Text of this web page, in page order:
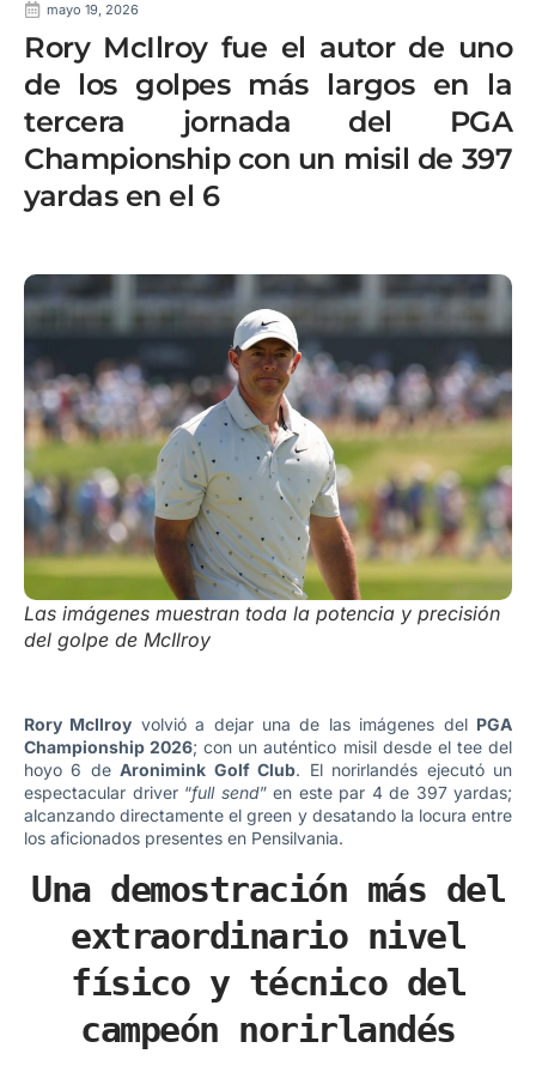
mayo 19, 2026
Rory McIlroy fue el autor de uno
de los golpes más largos en la
tercera jornada del PGA
Championship con un misil de 397
yardas en el 6
Las imágenes muestran toda la potencia y precisión
del golpe de McIlroy
Rory McIlroy volvió a dejar una de las imágenes del PGA
Championship 2026; con un auténtico misil desde el tee del
hoyo 6 deAronimink Golf Club. El norirlandés ejecutó un
espectacular driver “full send” en este par 4 de 397 yardas;
alcanzando directamente el green y desatando la locura entre
los aficionados presentes en Pensilvania.
Una demostración más del
extraordinario nivel
físico y técnico del
campeón norirlandés